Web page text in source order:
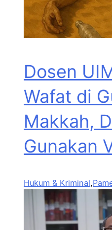
Dosen
Wafat di
Makkah,
Gunakan
Hukum & Kriminal,